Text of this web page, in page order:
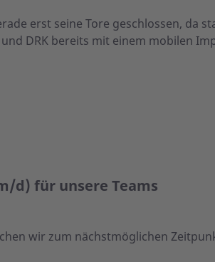
erst seine Tore geschlossen, da
DRK bereits mit einem mobilen
d) für unsere Teams
wir zum nächstmöglichen